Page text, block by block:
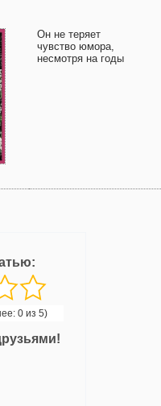
Он не теряет
чувство юмора,
несмотря на годы
0 из 5)